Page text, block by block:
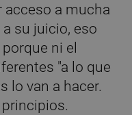
acceso a mucha
su juicio, eso
ni el
"a lo que
lo van a hacer.